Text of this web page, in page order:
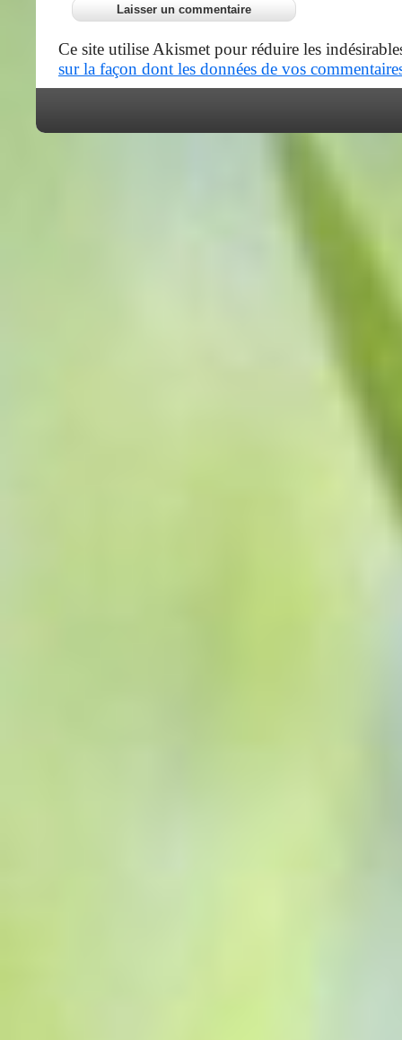
Ce site utilise Akismet pour réduire les
sur la façon dont les données de vos